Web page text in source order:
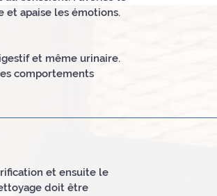
et apaise les émotions.
et même urinaire.
comportements
et ensuite le
doit être